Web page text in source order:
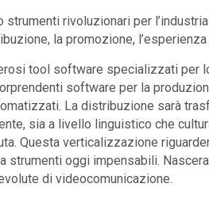
rivoluzionari per
la promozione,
tool software specializzati per
software per la
La distribuzione sarà
sia a livello linguistico che
Questa verticalizzazione
strumenti oggi impensabili.
di videocomunicazione.